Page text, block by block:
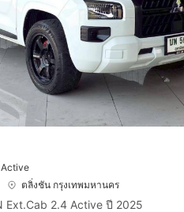
ตลิ่งชัน กรุงเทพมหานคร
Ext.Cab 2.4 Active ปี 2025